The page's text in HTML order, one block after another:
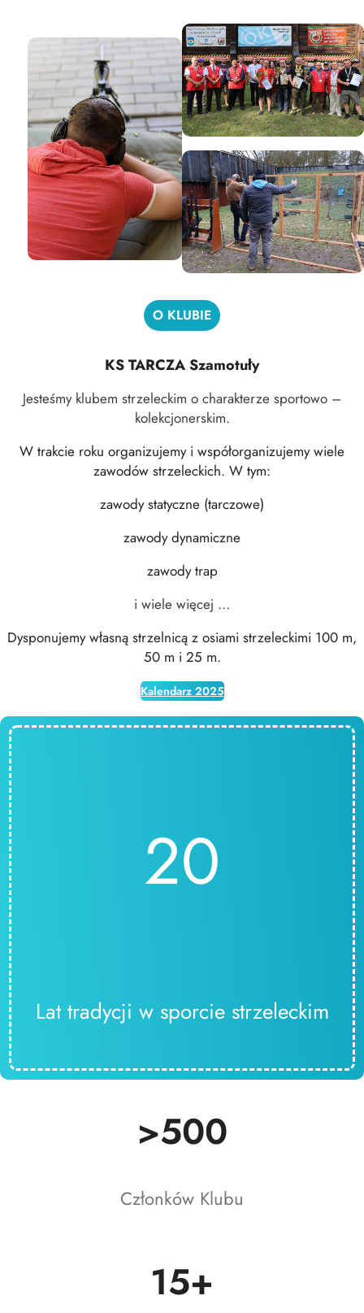
Rozstrzygnięta
O KLUBIE
KS TARCZA Szamotuły
Jesteśmy klubem strzeleckim o charakterze sportowo –
kolekcjonerskim.
W trakcie roku organizujemy i współorganizujemy wiele
zawodów strzeleckich. W tym:
zawody statyczne (tarczowe)
zawody dynamiczne
zawody trap
i wiele więcej …
Dysponujemy własną strzelnicą z osiami strzeleckimi 100 m,
50 m i 25 m.
Kalendarz 2025
20
Lat tradycji w sporcie strzeleckim
>500
Członków Klubu
15+